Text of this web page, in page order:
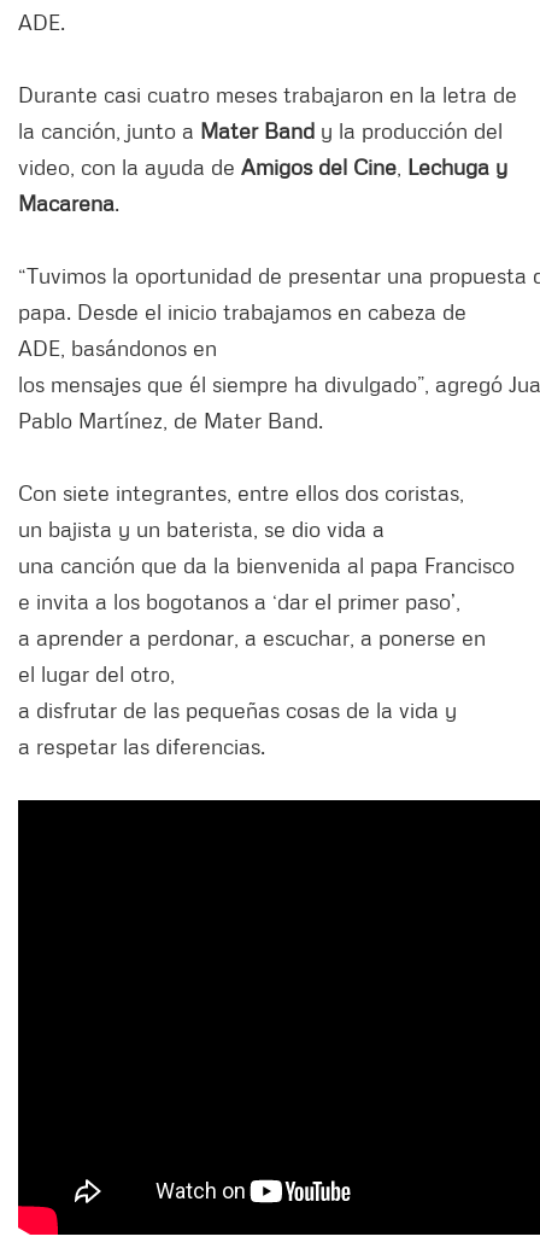
ADE.
Durante casi cuatro meses trabajaron en la letra de
la canción, junto a Mater Band y la producción del
video, con la ayuda de Amigos del Cine Lechuga y
Macarena.
“Tuvimos la oportunidad de presentar una propuesta
papa. Desde el inicio trabajamos en cabeza de
ADE, basándonos en
los mensajes que él siempre ha divulgado”, agregó
Pablo Martínez, de Mater Band.
Con siete integrantes, entre ellos dos coristas,
un bajista y un baterista, se dio vida a
una canción que da la bienvenida al papa Francisco
e invita a los bogotanos a ‘dar el primer paso’,
a aprender a perdonar, a escuchar, a ponerse en
el lugar del otro,
a disfrutar de las pequeñas cosas de la vida y
a respetar las diferencias.